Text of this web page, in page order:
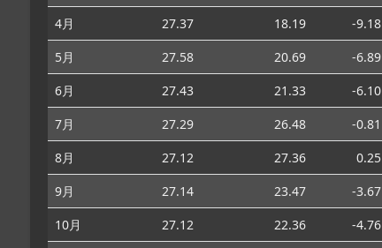
4月
27.37 18.19
-9.18
5月
27.58 20.69
-6.89
6月
27.43 21.33
-6.10
7月
27.29 26.48
-0.81
8月
27.12 27.36
0.25
9月
27.14 23.47
-3.67
10月
27.12 22.36
-4.76